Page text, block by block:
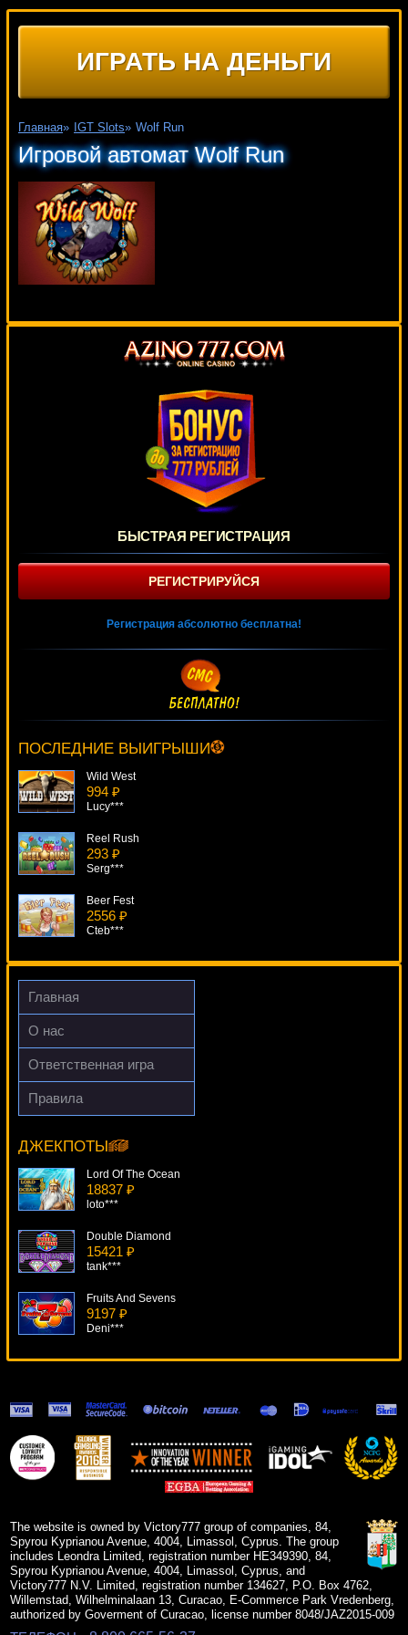
ИГРАТЬ НА ДЕНЬГИ
Главная» IGT Slots» Wolf Run
Игровой автомат Wolf Run
БЫСТРАЯ РЕГИСТРАЦИЯ
РЕГИСТРИРУЙСЯ
Регистрация абсолютно бесплатна!
ПОСЛЕДНИЕ ВЫИГРЫШИ
Root77***
Wild West
994 ₽
Lucy***
Reel Rush
293 ₽
Serg***
Beer Fest
2556 ₽
Cteb***
The Ming Dynasty
4905 ₽
SmileLow***
Главная
О нас
Ответственная игра
Правила
ДЖЕКПОТЫ
Fruit Shop
mgarkunov***
Lord Of The Ocean
18837 ₽
loto***
Double Diamond
15421 ₽
tank***
Fruits And Sevens
9197 ₽
Deni***
Winning Wizards
13899 ₽
sgvwood***
Immortal Romance
The website is owned by Victory777 group of companies, 84,
Spyrou Kyprianou Avenue, 4004, Limassol, Cyprus. The group
includes Leondra Limited, registration number HE349390, 84,
Spyrou Kyprianou Avenue, 4004, Limassol, Cyprus, and
Victory777 N.V. Limited, registration number 134627, P.O. Box 4762,
Willemstad, Wilhelminalaan 13, Curacao, E-Commerce Park Vredenberg,
authorized by Goverment of Curacao, license number 8048/JAZ2015-009